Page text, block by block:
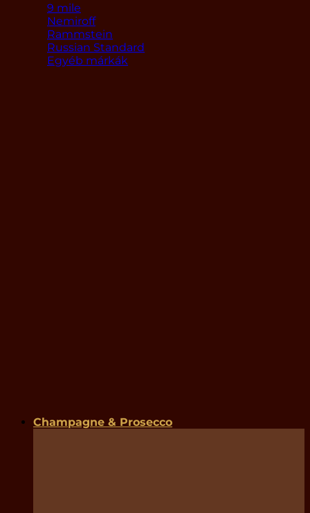
9 mile
Nemiroff
Rammstein
Russian Standard
Egyéb márkák
Champagne & Prosecco